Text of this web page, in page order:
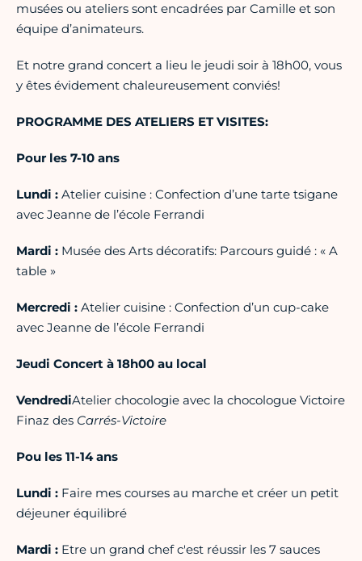
musées ou ateliers sont encadrées par Camille et son
équipe d’animateurs.
Et notre grand concert a lieu le jeudi soir à 18h00, vous
y êtes évidement chaleureusement conviés!
PROGRAMME DES ATELIERS ET VISITES:
Pour les 7-10 ans
Lundi : Atelier cuisine : Confection d’une tarte tsigane
avec Jeanne de l’école Ferrandi
Mardi : Musée des Arts décoratifs: Parcours guidé : « A
table »
Mercredi : Atelier cuisine : Confection d’un cup-cake
avec Jeanne de l’école Ferrandi
Jeudi Concert à 18h00 au local
VendrediAtelier chocologie avec la chocologue Victoire
Finaz des Carrés-Victoire
Pou les 11-14 ans
Lundi : Faire mes courses au marche et créer un petit
déjeuner équilibré
Mardi : Etre un grand chef c'est réussir les 7 sauces